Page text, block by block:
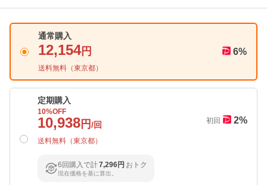
通常購入
12,154円
送料無料（東京都）
6%
定期購入
10%OFF
10,938 円/回
送料無料（東京都）
初回 2%
6回購入で計7,296円 おトク
現在価格を基に算出。